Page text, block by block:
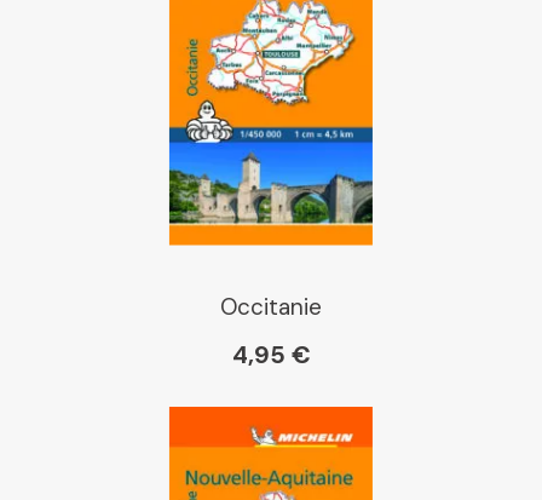
Place des libraires
Occitanie
4,95 €